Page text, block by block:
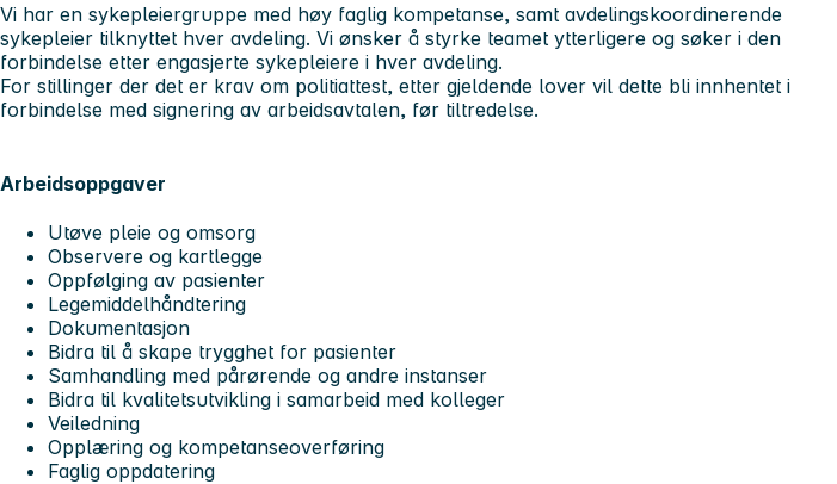
Vi har en sykepleiergruppe med høy faglig kompetanse, samt avdelingskoordinerende
sykepleier tilknyttet hver avdeling. Vi ønsker å styrke teamet ytterligere og søker i den
forbindelse etter engasjerte sykepleiere i hver avdeling.
For stillinger der det er krav om politiattest, etter gjeldende lover vil dette bli innhentet i
forbindelse med signering av arbeidsavtalen, før tiltredelse.
Arbeidsoppgaver
Utøve pleie og omsorg
Observere og kartlegge
Oppfølging av pasienter
Legemiddelhåndtering
Dokumentasjon
Bidra til å skape trygghet for pasienter
Samhandling med pårørende og andre instanser
Bidra til kvalitetsutvikling i samarbeid med kolleger
Veiledning
Opplæring og kompetanseoverføring
Faglig oppdatering